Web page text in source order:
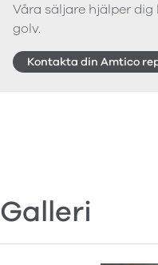
Våra säljare hjälper
golv.
Kontakta din Amtico
Galleri